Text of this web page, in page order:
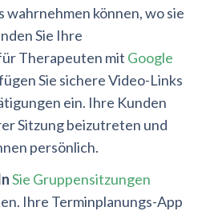
wahrnehmen können, wo sie
Sie Ihre
Therapeuten mit Google
Sie sichere Video-Links
ein. Ihre Kunden
Sitzung beizutreten und
persönlich.
Sie Gruppensitzungen
Ihre Terminplanungs-App